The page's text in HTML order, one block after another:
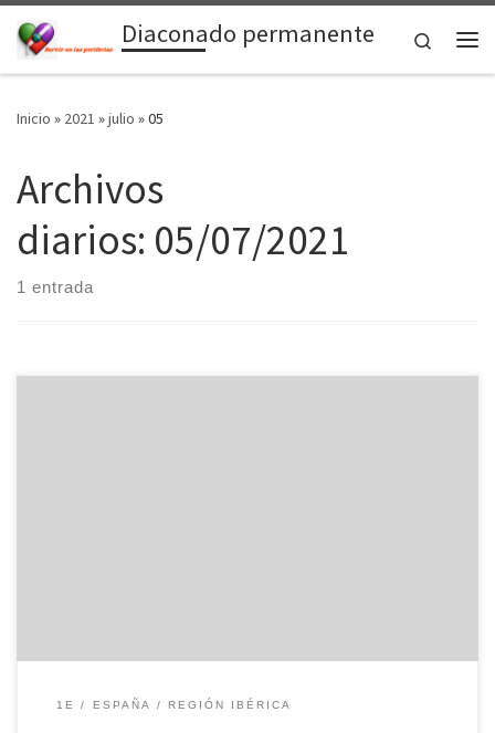
Saltar al contenidoDiaconado permanente
Search
Inicio » 2021 »julio »05
Archivos
diarios: 05/07/2021
1 entrada
1E ESPAÑA REGIÓN IBÉRICA